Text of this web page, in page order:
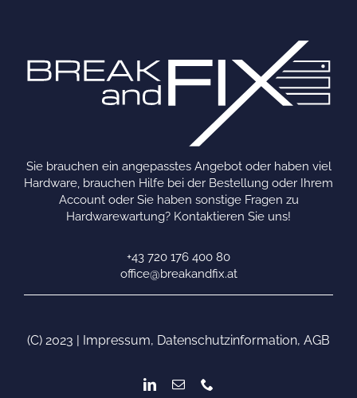
Sie brauchen ein angepasstes Angebot oder haben viel
Hardware, brauchen Hilfe bei der Bestellung oder Ihrem
Account oder Sie haben sonstige Fragen zu
Hardwarewartung? Kontaktieren Sie uns!
+43 720 176 400 80
office@breakandfix.at
(C) 2023 | Impressum, Datenschutzinformation, AGB